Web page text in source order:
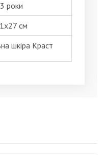
3 роки
см
шкіра Краст